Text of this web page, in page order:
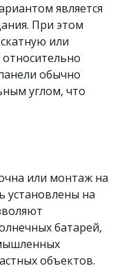
является
При этом
или
обычно
углом, что
или монтаж на
установлены на
батарей,
объектов.